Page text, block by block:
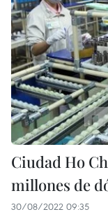
Ciudad Ho
millones de
30/08/2022 09:35